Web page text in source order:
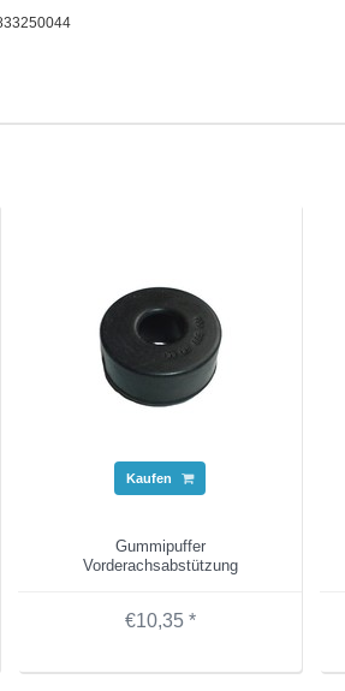
Kaufen
Gummipuffer
Vorderachsabstützung
€10,35 *